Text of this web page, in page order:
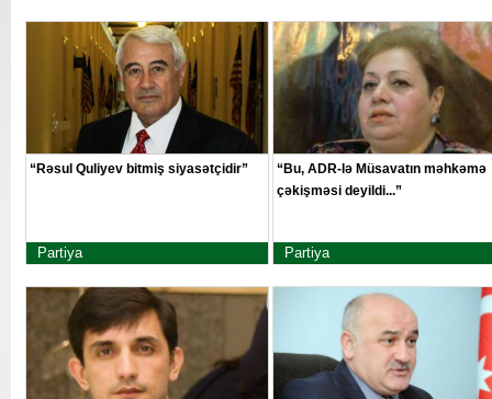
“Rəsul Quliyev bitmiş siyasətçidir”
Partiya
“Bu, ADR-lə Müsavatın məhkəmə
çəkişməsi deyildi...”
Partiya